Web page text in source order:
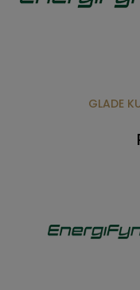
GLADE